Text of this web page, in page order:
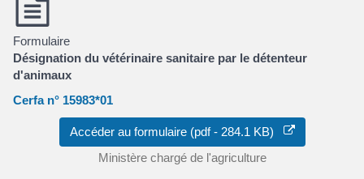
Formulaire
Désignation du vétérinaire sanitaire par le détenteur
d'animaux
Cerfa n° 15983*01
Accéder au formulaire (pdf - 284.1 KB)
Ministère chargé de l'agriculture